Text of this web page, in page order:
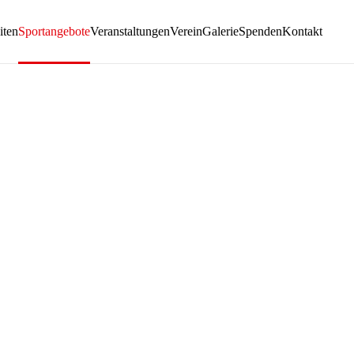
SportangeboteVeranstaltungenVereinGalerieSpendenKontakt